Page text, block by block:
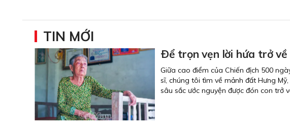
TIN MỚI
Ðể trọn vẹn lời hứa trở về
Giữa cao điểm của Chiến địch 500
sĩ, chúng tôi tìm về mảnh đất Hưng
sâu sắc ước nguyện được đón con trở